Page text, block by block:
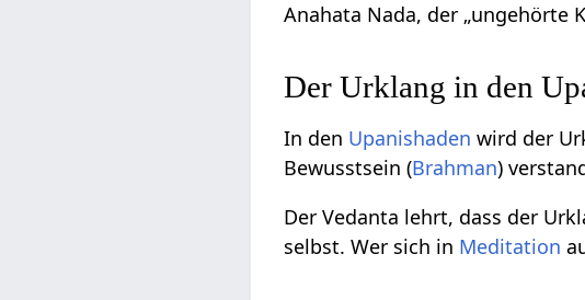
Anahata Nada, der „ungehörte
Der Urklang in den
In den Upanishaden wird der
Bewusstsein (Brahman)
Der Vedanta lehrt, dass der
selbst. Wer sich in Meditation